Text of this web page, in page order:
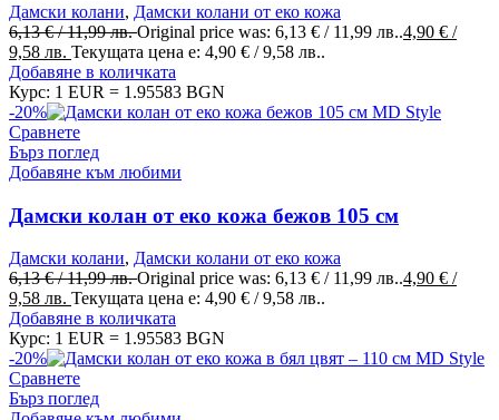
Дамски колани, Дамски колани от еко кожа
6,13€/ 11,99 лв.Original price was: 6,13 € / 11,99 лв..4,90 € /
9,58 лв. Текущата цена е: 4,90 € / 9,58 лв..
Добавяне в количката
Курс: 1 EUR = 1.95583 BGN
-20%
Сравнете
Бърз поглед
Добавяне към любими
Дамски колан от еко кожа бежов 105 см
Дамски колани, Дамски колани от еко кожа
6,13€/ 11,99 лв.Original price was: 6,13 € / 11,99 лв..4,90 € /
9,58 лв. Текущата цена е: 4,90 € / 9,58 лв..
Добавяне в количката
Курс: 1 EUR = 1.95583 BGN
-20%
Сравнете
Бърз поглед